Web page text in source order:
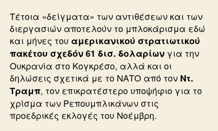
Τέτοια «δείγματα» των αντιθέσεων και των
διεργασιών αποτελούν το μπλοκάρισμα εδώ
και μήνες του αμερικανικού στρατιωτικού
πακέτου σχεδόν 61 δισ. δολαρίων για την
Ουκρανία στο Κογκρέσο, αλλά και οι
δηλώσεις σχετικά με το ΝΑΤΟ από τον Ντ.
Τραμπ, τον επικρατέστερο υποψήφιο για το
χρίσμα των Ρεπουμπλικάνων στις
προεδρικές εκλογές του Νοέμβρη.